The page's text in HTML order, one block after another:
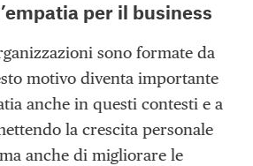
per il business
sono formate da
motivo diventa importante
anche in questi contesti e a
la crescita personale
anche di migliorare le